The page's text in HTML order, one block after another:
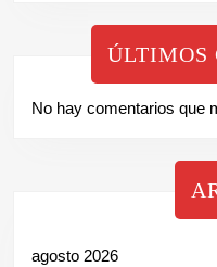
ÚLTIMOS
No hay comentarios que
agosto 2026